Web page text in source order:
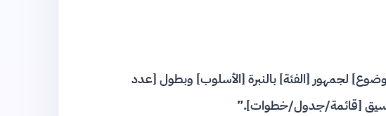
لجمهور [الفئة] بالنبرة [الأسلوب] وبطول [عدد
[قائمة/جدول/خطوات].”